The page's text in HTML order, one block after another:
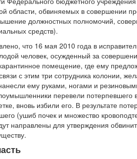
области, обвиняемых в совершении
должностных полномочий,
средств).
что 16 мая 2010 года в
человек, осужденный за
помещение, где ему
с этим три сотрудника колонии,
ему руками, ногами и
перевели потерпевшего
вновь избили его. В результате
(ушиб почек и множество
направлены для утверждения